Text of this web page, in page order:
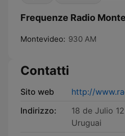
Frequenze Radio
Montevideo: 930 AM
Contatti
Sito web
http://
Indirizzo:
18 de Julio
Uruguai